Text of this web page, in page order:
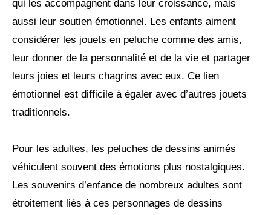
qui les accompagnent dans leur croissance, mais
aussi leur soutien émotionnel. Les enfants aiment
considérer les jouets en peluche comme des amis,
leur donner de la personnalité et de la vie et partager
leurs joies et leurs chagrins avec eux. Ce lien
émotionnel est difficile à égaler avec d’autres jouets
traditionnels.
Pour les adultes, les peluches de dessins animés
véhiculent souvent des émotions plus nostalgiques.
Les souvenirs d’enfance de nombreux adultes sont
étroitement liés à ces personnages de dessins